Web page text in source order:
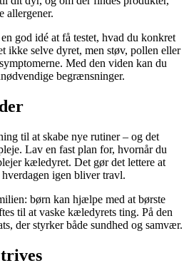
allergener.
god idé at få testet, hvad du konkret
ikke selve dyret, men støv, pollen eller
Med den viden kan du
begrænsninger.
til at skabe nye rutiner – og det
Lav en fast plan for, hvornår du
kæledyret. Det gør det lettere at
igen bliver travl.
børn kan hjælpe med at børste
til at vaske kæledyrets ting. På den
der styrker både sundhed og samvær.